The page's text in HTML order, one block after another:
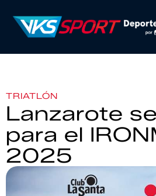
TRIATLÓN
Lanzarote
para el
2025